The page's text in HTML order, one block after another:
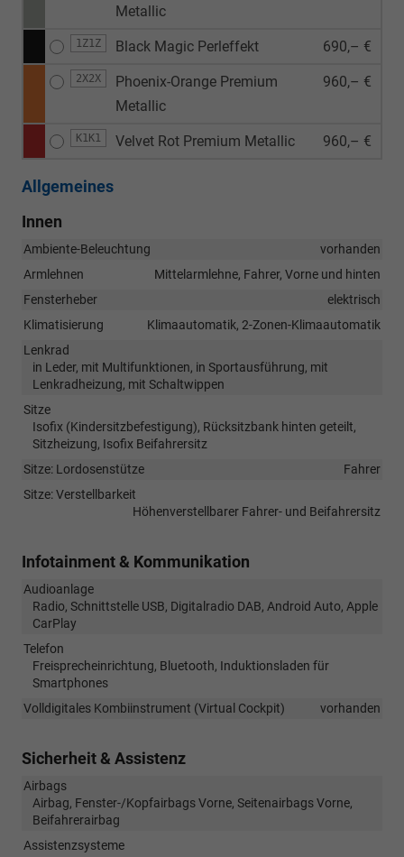
Metallic
1Z1Z Black Magic Perleffekt 690,– €
2X2X
Phoenix-Orange Premium
Metallic
960,– €
K1K1 Velvet Rot Premium Metallic 960,– €
Allgemeines
Innen
Ambiente-Beleuchtung
vorhanden
Armlehnen
Mittelarmlehne, Fahrer, Vorne und hinten
Fensterheber
elektrisch
Klimatisierung
Klimaautomatik, 2-Zonen-Klimaautomatik
Lenkrad
in Leder, mit Multifunktionen, in Sportausführung, mit
Lenkradheizung, mit Schaltwippen
Sitze
Isofix (Kindersitzbefestigung), Rücksitzbank hinten geteilt,
Sitzheizung, Isofix Beifahrersitz
Sitze: Lordosenstütze
Fahrer
Sitze: Verstellbarkeit
Höhenverstellbarer Fahrer- und Beifahrersitz
Infotainment & Kommunikation
Audioanlage
Radio, Schnittstelle USB, Digitalradio DAB, Android Auto, Apple
CarPlay
Telefon
Freisprecheinrichtung, Bluetooth, Induktionsladen für
Smartphones
Volldigitales Kombiinstrument (Virtual Cockpit)
vorhanden
Sicherheit & Assistenz
Airbags
Airbag, Fenster-/Kopfairbags Vorne, Seitenairbags Vorne,
Beifahrerairbag
Assistenzsysteme